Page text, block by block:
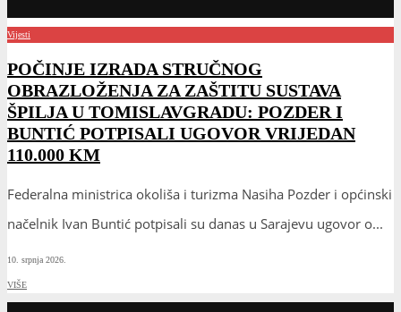
Vijesti
POČINJE IZRADA STRUČNOG
OBRAZLOŽENJA ZA ZAŠTITU SUSTAVA
ŠPILJA U TOMISLAVGRADU: POZDER I
BUNTIĆ POTPISALI UGOVOR VRIJEDAN
110.000 KM
Federalna ministrica okoliša i turizma Nasiha Pozder i općinski
načelnik Ivan Buntić potpisali su danas u Sarajevu ugovor o...
10. srpnja 2026.
VIŠE